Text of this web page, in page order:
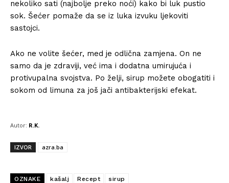
nekoliko sati (najbolje preko noći) kako bi luk pustio
sok. Šećer pomaže da se iz luka izvuku ljekoviti
sastojci.
Ako ne volite šećer, med je odlična zamjena. On ne
samo da je zdraviji, već ima i dodatna umirujuća i
protivupalna svojstva. Po želji, sirup možete obogatiti i
sokom od limuna za još jači antibakterijski efekat.
Autor: R.K.
IZVOR azra.ba
OZNAKE kašalj Recept sirup